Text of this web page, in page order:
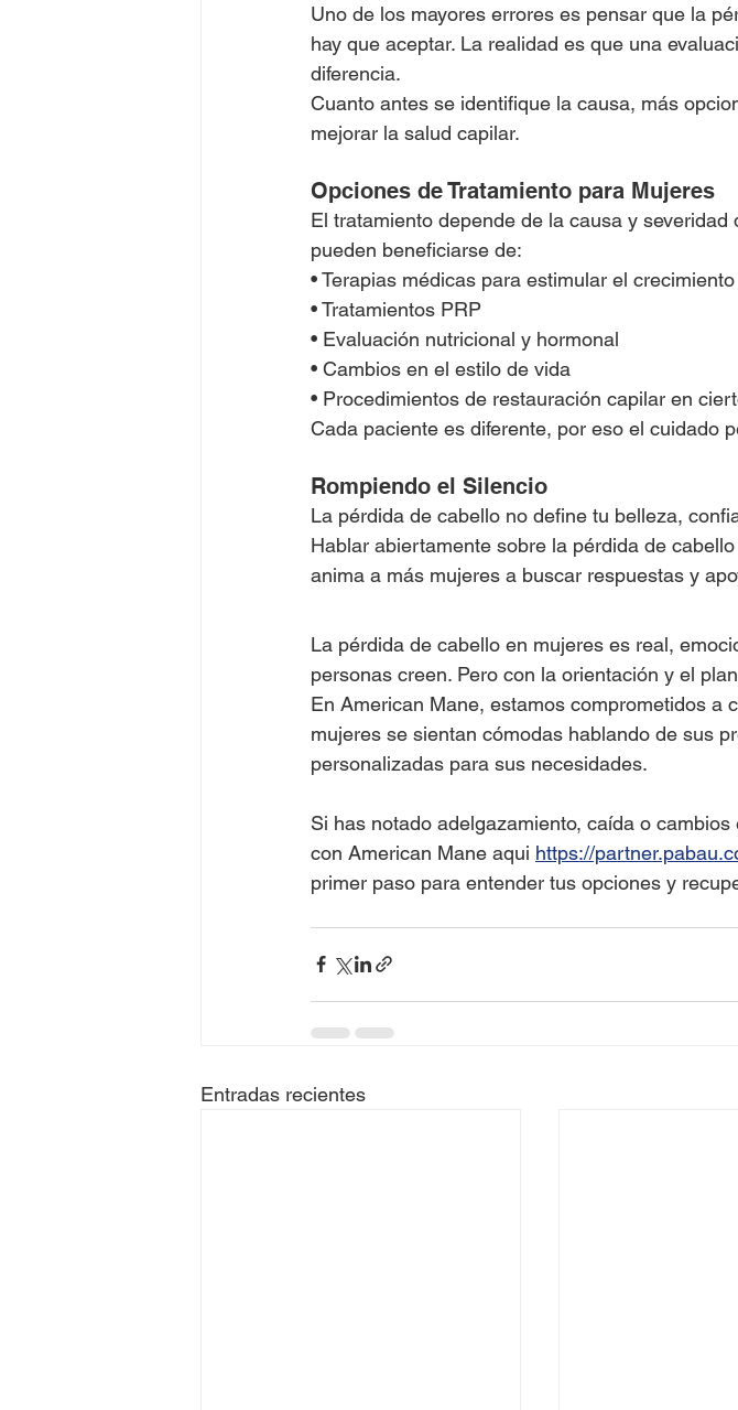
Uno de los mayores errores es pensar que la
hay que aceptar. La realidad es que una
diferencia.
Cuanto antes se identifique la causa, más
mejorar la salud capilar.
Opciones de Tratamiento para Mujeres
El tratamiento depende de la causa y
pueden beneficiarse de:
• Terapias médicas para estimular el crecimiento
• Tratamientos PRP
• Evaluación nutricional y hormonal
• Cambios en el estilo de vida
• Procedimientos de restauración capilar en
Cada paciente es diferente, por eso el cuidado
Rompiendo el Silencio
La pérdida de cabello no define tu belleza,
Hablar abiertamente sobre la pérdida de
anima a más mujeres a buscar respuestas y
La pérdida de cabello en mujeres es real,
personas creen. Pero con la orientación y el
En American Mane, estamos comprometidos a
mujeres se sientan cómodas hablando de sus
personalizadas para sus necesidades.
Si has notado adelgazamiento, caída o
con American Mane aqui https://
primer paso para entender tus opciones y
Entradas recientes